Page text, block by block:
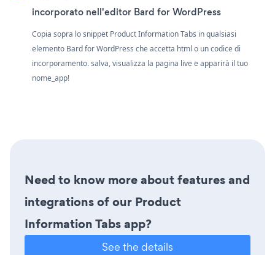
incorporato nell'editor Bard for WordPress
Copia sopra lo snippet Product Information Tabs in qualsiasi
elemento Bard for WordPress che accetta html o un codice di
incorporamento. salva, visualizza la pagina live e apparirà il tuo
nome_app!
Need to know more about features and
integrations of our Product
Information Tabs app?
See the details